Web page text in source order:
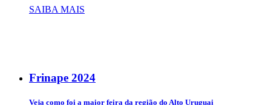
SAIBA MAIS
Frinape 2024
Veja como foi a maior feira da região do Alto Uruguai